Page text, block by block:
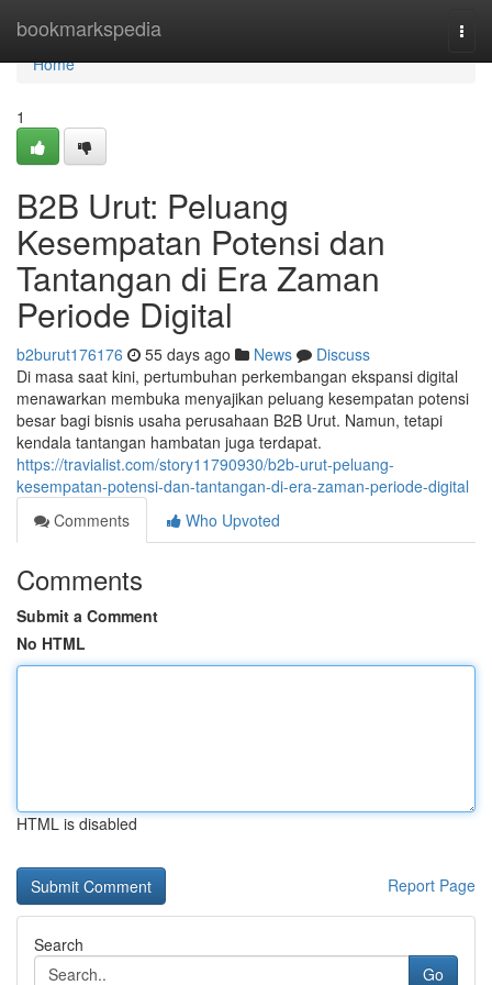
bookmarkspedia
Home
Home
1
B2B Urut: Peluang
Kesempatan Potensi dan
Tantangan di Era Zaman
Periode Digital
b2burut176176 55 days ago News
Discuss
Di masa saat kini, pertumbuhan perkembangan ekspansi digital
menawarkan membuka menyajikan peluang kesempatan potensi
besar bagi bisnis usaha perusahaan B2B Urut. Namun, tetapi
kendala tantangan hambatan juga terdapat.
https://travialist.com/story11790930/b2b-urut-peluang-
kesempatan-potensi-dan-tantangan-di-era-zaman-periode-digital
Comments
Who Upvoted
Comments
Submit a Comment
No HTML
HTML is disabled
Report Page
Search
Go